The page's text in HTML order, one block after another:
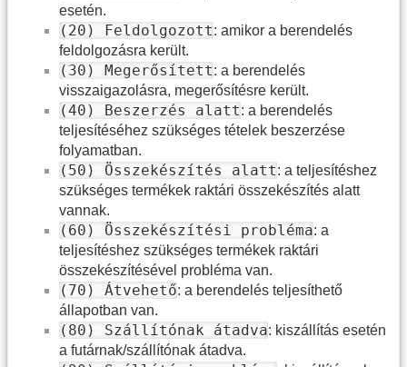
esetén.
(20) Feldolgozott: amikor a berendelés
feldolgozásra került.
(30) Megerősített: a berendelés
visszaigazolásra, megerősítésre került.
(40) Beszerzés alatt: a berendelés
teljesítéséhez szükséges tételek beszerzése
folyamatban.
(50) Összekészítés alatt: a teljesítéshez
szükséges termékek raktári összekészítés alatt
vannak.
(60) Összekészítési probléma: a
teljesítéshez szükséges termékek raktári
összekészítésével probléma van.
(70) Átvehető: a berendelés teljesíthető
állapotban van.
(80) Szállítónak átadva: kiszállítás esetén
a futárnak/szállítónak átadva.